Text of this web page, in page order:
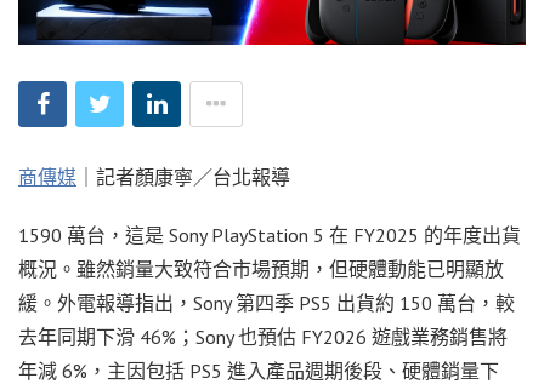
商傳媒 ｜記者顏康寧／台北報導
1590 萬台，這是 Sony PlayStation 5 在 FY2025 的年度出貨
概況。雖然銷量大致符合市場預期，但硬體動能已明顯放
緩。外電報導指出，Sony 第四季 PS5 出貨約 150 萬台，較
去年同期下滑 46%；Sony 也預估 FY2026 遊戲業務銷售將
年減 6%，主因包括 PS5 進入產品週期後段、硬體銷量下